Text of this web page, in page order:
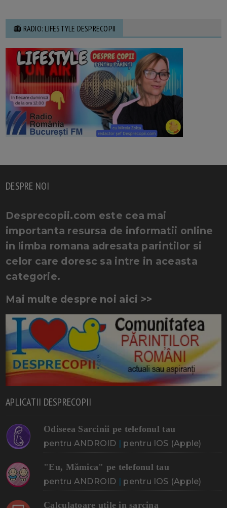
📻 RADIO: LIFESTYLE DESPRECOPII
DESPRE NOI
Desprecopii.com este cea mai
importanta resursa de informatii online
in limba romana adresata parintilor si
celor care doresc sa intre in aceasta
categorie.
Mai multe despre noi aici >>
APLICATII DESPRECOPII
Odiseea Sarcinii pe telefonul tau
pentru ANDROID | pentru IOS (Apple)
"Eu, Mămica" pe telefonul tau
pentru ANDROID | pentru IOS (Apple)
Calculatoare utile in sarcina